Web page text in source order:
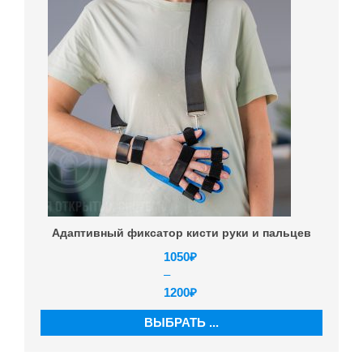
Адаптивный фиксатор кисти руки и пальцев
1050₽
–
1200₽
ВЫБРАТЬ ...